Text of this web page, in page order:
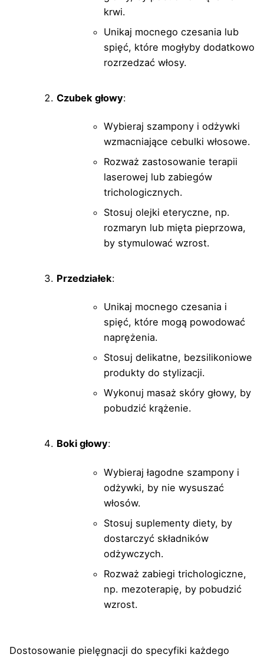
krwi.
Unikaj mocnego czesania lub
spięć, które mogłyby dodatkowo
rozrzedzać włosy.
Czubek głowy:
Wybieraj szampony i odżywki
wzmacniające cebulki włosowe.
Rozważ zastosowanie terapii
laserowej lub zabiegów
trichologicznych.
Stosuj olejki eteryczne, np.
rozmaryn lub mięta pieprzowa,
by stymulować wzrost.
Przedziałek:
Unikaj mocnego czesania i
spięć, które mogą powodować
naprężenia.
Stosuj delikatne, bezsilikoniowe
produkty do stylizacji.
Wykonuj masaż skóry głowy, by
pobudzić krążenie.
Boki głowy:
Wybieraj łagodne szampony i
odżywki, by nie wysuszać
włosów.
Stosuj suplementy diety, by
dostarczyć składników
odżywczych.
Rozważ zabiegi trichologiczne,
np. mezoterapię, by pobudzić
wzrost.
Dostosowanie pielęgnacji do specyfiki każdego